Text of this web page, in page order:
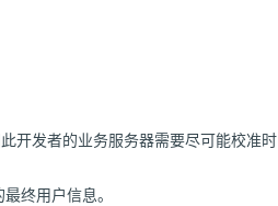
开发者的业务服务器需要尽可能校准时
终用户信息。